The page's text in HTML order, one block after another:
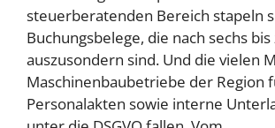
steuerberatenden Bereich stapeln
Buchungsbelege, die nach sechs bis
auszusondern sind. Und die vielen
Maschinenbaubetriebe der Region
Personalakten sowie interne